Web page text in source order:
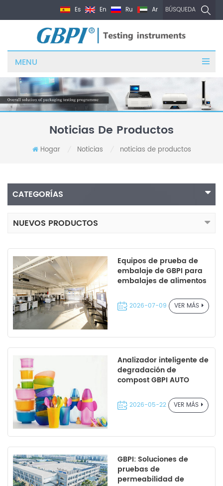
BÚSQUEDA
Es En Ru Ar
MENU
Noticias De Productos
Hogar Noticias noticias de productos
CATEGORÍAS
NUEVOS PRODUCTOS
Equipos de prueba de
embalaje de GBPI para
embalajes de alimentos
farmacéuticos /
químicos de uso diario /
disponible
2026-07-09 VER MÁS
Analizador inteligente de
degradación de
compost GBPI AUTO
2026-05-22 VER MÁS
GBPI: Soluciones de
pruebas de
permeabilidad de